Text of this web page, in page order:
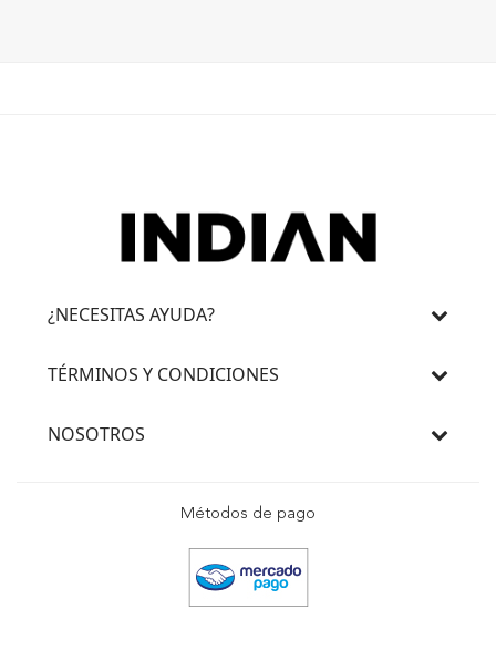
¿NECESITAS AYUDA?
TÉRMINOS Y CONDICIONES
NOSOTROS
Métodos de pago